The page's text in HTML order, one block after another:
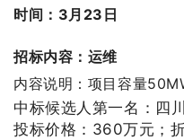
时间：3月23日
招标内容：运维
内容说明：项目容量
中标候选人第一名： 四
投标价格：360万元；